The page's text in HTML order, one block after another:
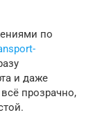
по
и даже
прозрачно,